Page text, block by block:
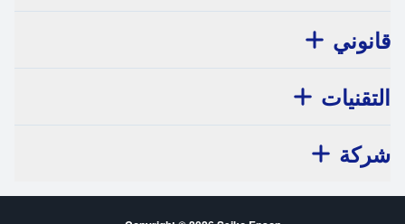
قانوني
التقنيات
شركة